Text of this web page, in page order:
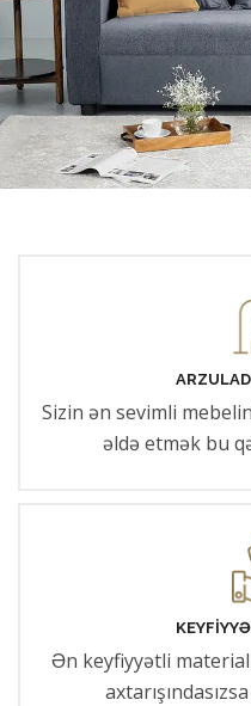
Sizin ən sevimli
əldə etmək bu
Ən keyfiyyətli